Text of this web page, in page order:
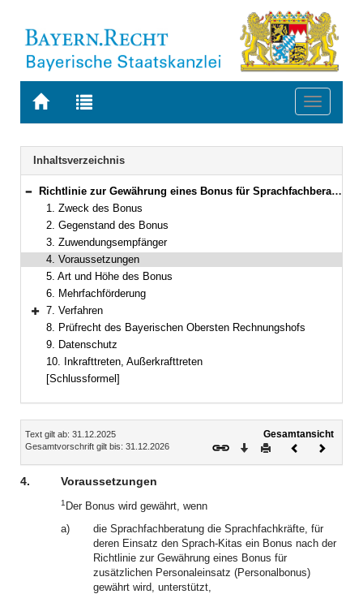
Zur
BAYERN.RECHT
Zur
letzten
Suche
Toggle
Navigation
Inhaltsverzeichnis
Bereich reduzieren
Richtlinie zur Gewährung eines Bonus für Sprachfachberatungen in Sprach-Kitas
1. Zweck des Bonus
2. Gegenstand des Bonus
3. Zuwendungsempfänger
4. Voraussetzungen
5. Art und Höhe des Bonus
6. Mehrfachförderung
Bereich erweitern
7. Verfahren
8. Prüfrecht des Bayerischen Obersten Rechnungshofs
9. Datenschutz
10. Inkrafttreten, Außerkrafttreten
[Schlussformel]
Inhalt
Text gilt ab: 31.12.2025
Gesamtvorschrift gilt bis: 31.12.2026
Gesamtansicht
Download
DruckenVorheriges
4. Voraussetzungen
1 Der Bonus wird gewährt, wenn
a)
die Sprachfachberatung die Sprachfachkräfte, für
deren Einsatz den Sprach-Kitas ein Bonus nach der
Richtlinie zur Gewährung eines Bonus für
zusätzlichen Personaleinsatz (Personalbonus)
gewährt wird, unterstützt,